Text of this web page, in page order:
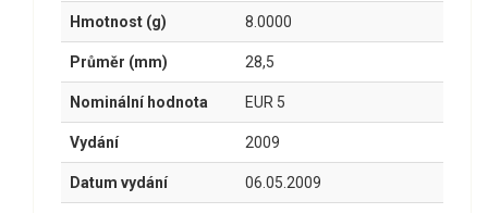
Hmotnost (g) 8.0000
Průměr (mm) 28,5
Nominální hodnota EUR 5
Vydání 2009
Datum vydání 06.05.2009